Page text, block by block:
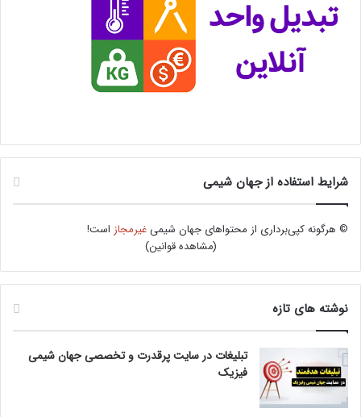
شرایط استفاده از جهان شیمی
© هرگونه کپی‌برداری از محتواهای جهان شیمیغیرمجاز است!
(مشاهده قوانین)
نوشته های تازه
تبلیغات در سایت پرقدرت و تخصصی جهان شیمی
فیزیک